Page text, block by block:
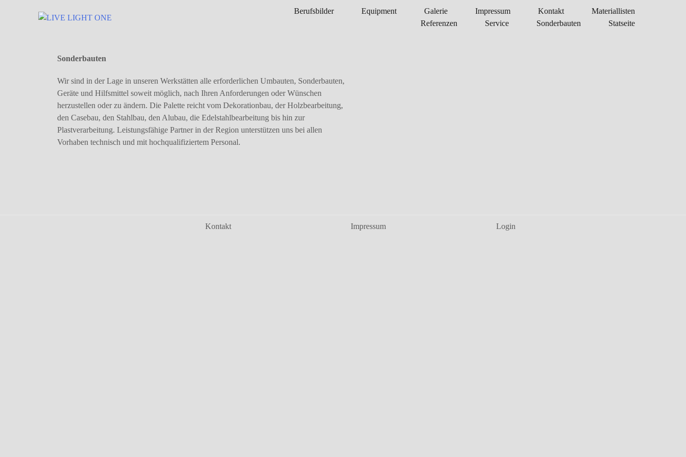
Berufsbilder Equipment Galerie Impressum Kontakt
Materiallisten
Referenzen
Service Sonderbauten Statseite
Sonderbauten
Wir sind in der Lage in unseren Werkstätten alle erforderlichen Umbauten, Sonderbauten,
Geräte und Hilfsmittel soweit möglich, nach Ihren Anforderungen oder Wünschen
herzustellen oder zu ändern. Die Palette reicht vom Dekorationbau, der Holzbearbeitung,
den Casebau, den Stahlbau, den Alubau, die Edelstahlbearbeitung bis hin zur
Plastverarbeitung. Leistungsfähige Partner in der Region unterstützen uns bei allen
Vorhaben technisch und mit hochqualifiziertem Personal.
Kontakt Impressum Login